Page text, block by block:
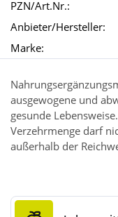
PZN/Art.Nr.:
Anbieter/Hersteller:
Marke:
ausgewogene und
gesunde
Verzehrmenge darf
außerhalb der